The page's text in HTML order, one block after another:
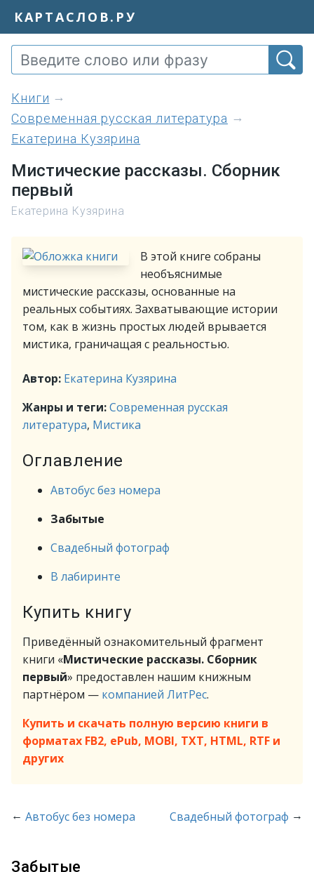
КАРТАСЛОВ.РУ
книги
Современная русская литература
Екатерина Кузярина
Мистические рассказы. Сборник
первый
Екатерина Кузярина
В этой книге собраны
необъяснимые
мистические рассказы, основанные на
реальных событиях. Захватывающие истории
том, как в жизнь простых людей врывается
мистика, граничащая с реальностью.
Автор: Екатерина Кузярина
Жанры и теги:Современная русская
литература, Мистика
Оглавление
Автобус без номера
Забытые
Свадебный фотограф
В лабиринте
Купить книгу
Приведённый ознакомительный фрагмент
книги «Мистические рассказы. Сборник
первый» предоставлен нашим книжным
партнёром — компанией ЛитРес.
Купить и скачать полную версию книги в
форматах FB2, ePub, MOBI, TXT, HTML, RTF и
других
← Автобус без номера Свадебный фотограф →
Забытые